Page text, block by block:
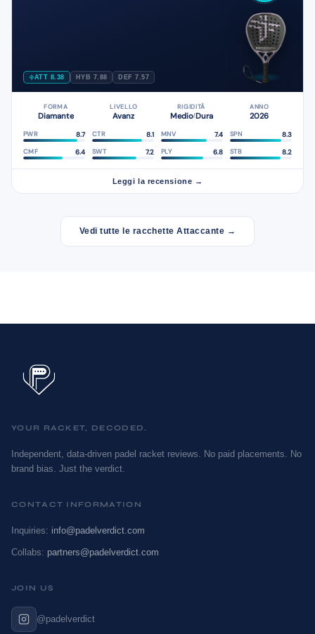
ATT 8.38 HYB 7.88 DEF 7.57
FORMA
Diamante
LIVELLO
Avanz
RIGIDITÀ
Medio/Dura
ANNO
2026
PWR 8.7 CTR 8.1 MNV 7.4 SPN 8.3
CMF 6.4 SWT 7.2 PLY 6.8 STB 8.2
Leggi la recensione →
Vedi tutte le racchette Attaccante →
YOUR RACKET, DECODED.
Independent, data-driven padel racket reviews. No paid placements. No
brand bias. Just the verdict.
CONTACT INFORMATION
Inquiries: info@padelverdict.com
Collabs: partners@padelverdict.com
JOIN US
@padelverdict